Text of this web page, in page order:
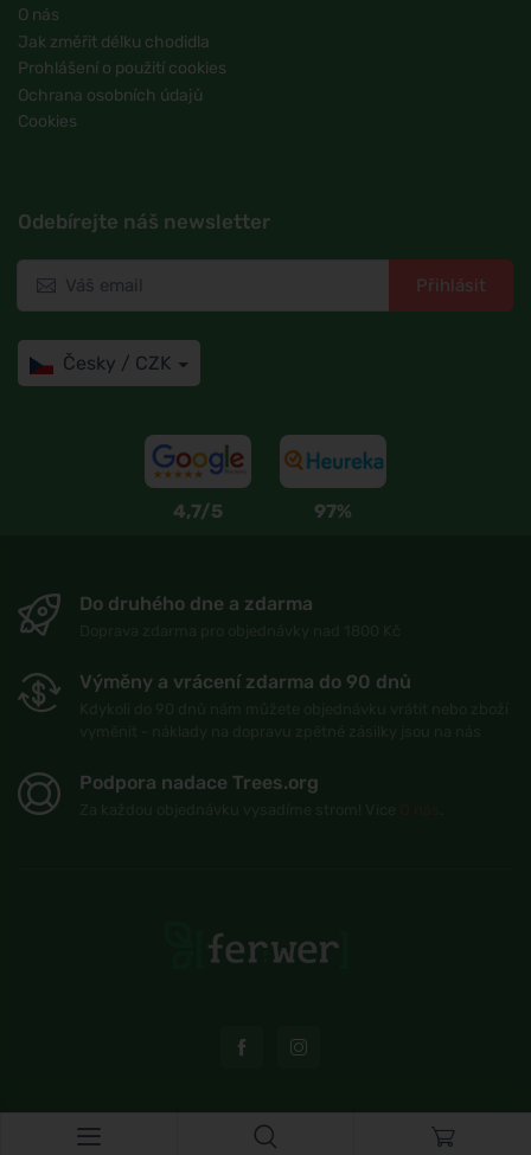
O nás
Jak změřit délku chodidla
Prohlášení o použití cookies
Ochrana osobních údajů
Cookies
Odebírejte náš newsletter
Přihlásit
Česky / CZK
4,7/5 97%
Do druhého dne a zdarma
Výměny a vrácení zdarma do 90 dnů
Podpora nadace Trees.org
© Topshelf s.r.o. Všechna práva vyhrazena.